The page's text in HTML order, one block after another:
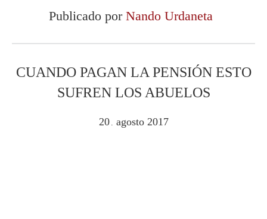
Publicado por Nando Urdaneta
CUANDO PAGAN LA PENSIÓN ESTO
SUFREN LOS ABUELOS
20 agosto 2017